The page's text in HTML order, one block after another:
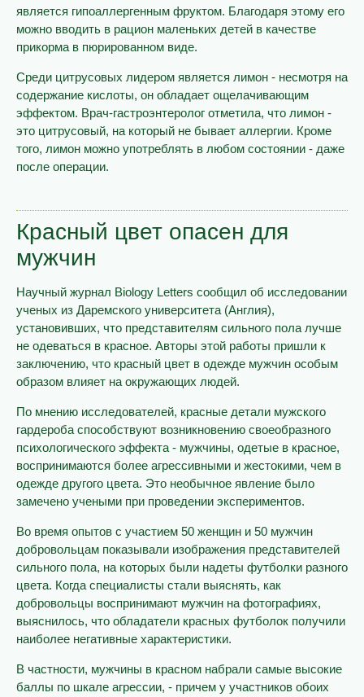
является гипоаллергенным фруктом. Благодаря этому его
можно вводить в рацион маленьких детей в качестве
прикорма в пюрированном виде.
Среди цитрусовых лидером является лимон - несмотря на
содержание кислоты, он обладает ощелачивающим
эффектом. Врач-гастроэнтеролог отметила, что лимон -
это цитрусовый, на который не бывает аллергии. Кроме
того, лимон можно употреблять в любом состоянии - даже
после операции.
Красный цвет опасен для
мужчин
Научный журнал Biology Letters сообщил об исследовании
ученых из Даремского университета (Англия),
установивших, что представителям сильного пола лучше
не одеваться в красное. Авторы этой работы пришли к
заключению, что красный цвет в одежде мужчин особым
образом влияет на окружающих людей.
По мнению исследователей, красные детали мужского
гардероба способствуют возникновению своеобразного
психологического эффекта - мужчины, одетые в красное,
воспринимаются более агрессивными и жестокими, чем в
одежде другого цвета. Это необычное явление было
замечено учеными при проведении экспериментов.
Во время опытов с участием 50 женщин и 50 мужчин
добровольцам показывали изображения представителей
сильного пола, на которых были надеты футболки разного
цвета. Когда специалисты стали выяснять, как
добровольцы воспринимают мужчин на фотографиях,
выяснилось, что обладатели красных футболок получили
наиболее негативные характеристики.
В частности, мужчины в красном набрали самые высокие
баллы по шкале агрессии, - причем у участников обоих